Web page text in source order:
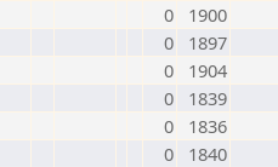
0
1900
0
1897
0
1904
0
1839
0
1836
0
1840